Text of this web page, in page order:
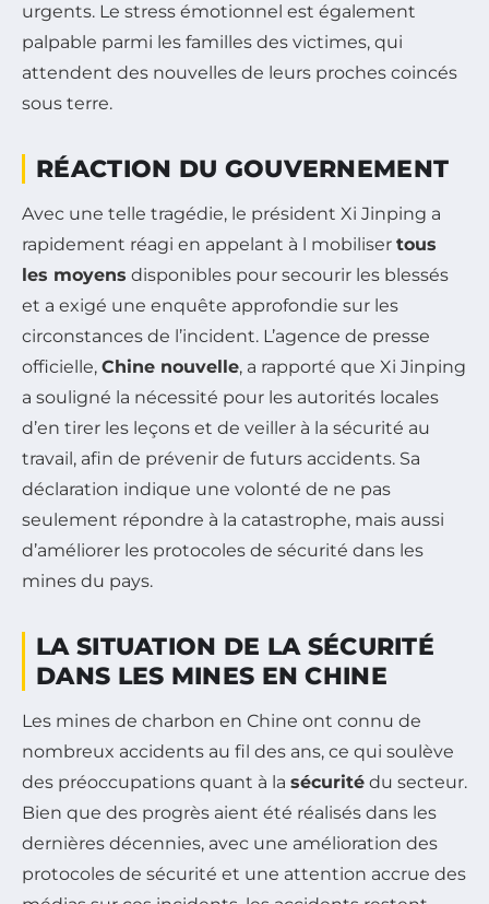
urgents. Le stress émotionnel est également
palpable parmi les familles des victimes, qui
attendent des nouvelles de leurs proches coincés
sous terre.
RÉACTION DU GOUVERNEMENT
Avec une telle tragédie, le président Xi Jinping a
rapidement réagi en appelant à l mobiliser tous
les moyens disponibles pour secourir les blessés
et a exigé une enquête approfondie sur les
circonstances de l’incident. L’agence de presse
officielle, Chine nouvelle, a rapporté que Xi Jinping
a souligné la nécessité pour les autorités locales
d’en tirer les leçons et de veiller à la sécurité au
travail, afin de prévenir de futurs accidents. Sa
déclaration indique une volonté de ne pas
seulement répondre à la catastrophe, mais aussi
d’améliorer les protocoles de sécurité dans les
mines du pays.
LA SITUATION DE LA SÉCURITÉ
DANS LES MINES EN CHINE
Les mines de charbon en Chine ont connu de
nombreux accidents au fil des ans, ce qui soulève
des préoccupations quant à la sécurité du secteur.
Bien que des progrès aient été réalisés dans les
dernières décennies, avec une amélioration des
protocoles de sécurité et une attention accrue des